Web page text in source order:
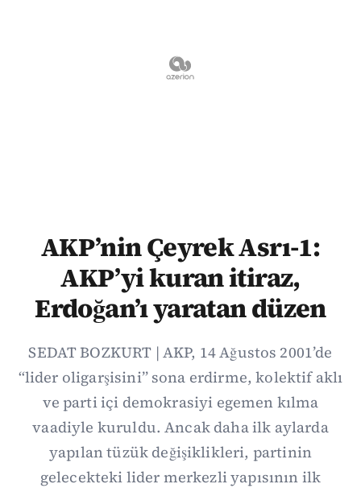
AKP’nin Çeyrek Asrı-1:
AKP’yi kuran itiraz,
Erdoğan’ı yaratan düzen
SEDAT BOZKURT | AKP, 14 Ağustos 2001’de
“lider oligarşisini” sona erdirme, kolektif aklı
ve parti içi demokrasiyi egemen kılma
vaadiyle kuruldu. Ancak daha ilk aylarda
yapılan tüzük değişiklikleri, partinin
gelecekteki lider merkezli yapısının ilk